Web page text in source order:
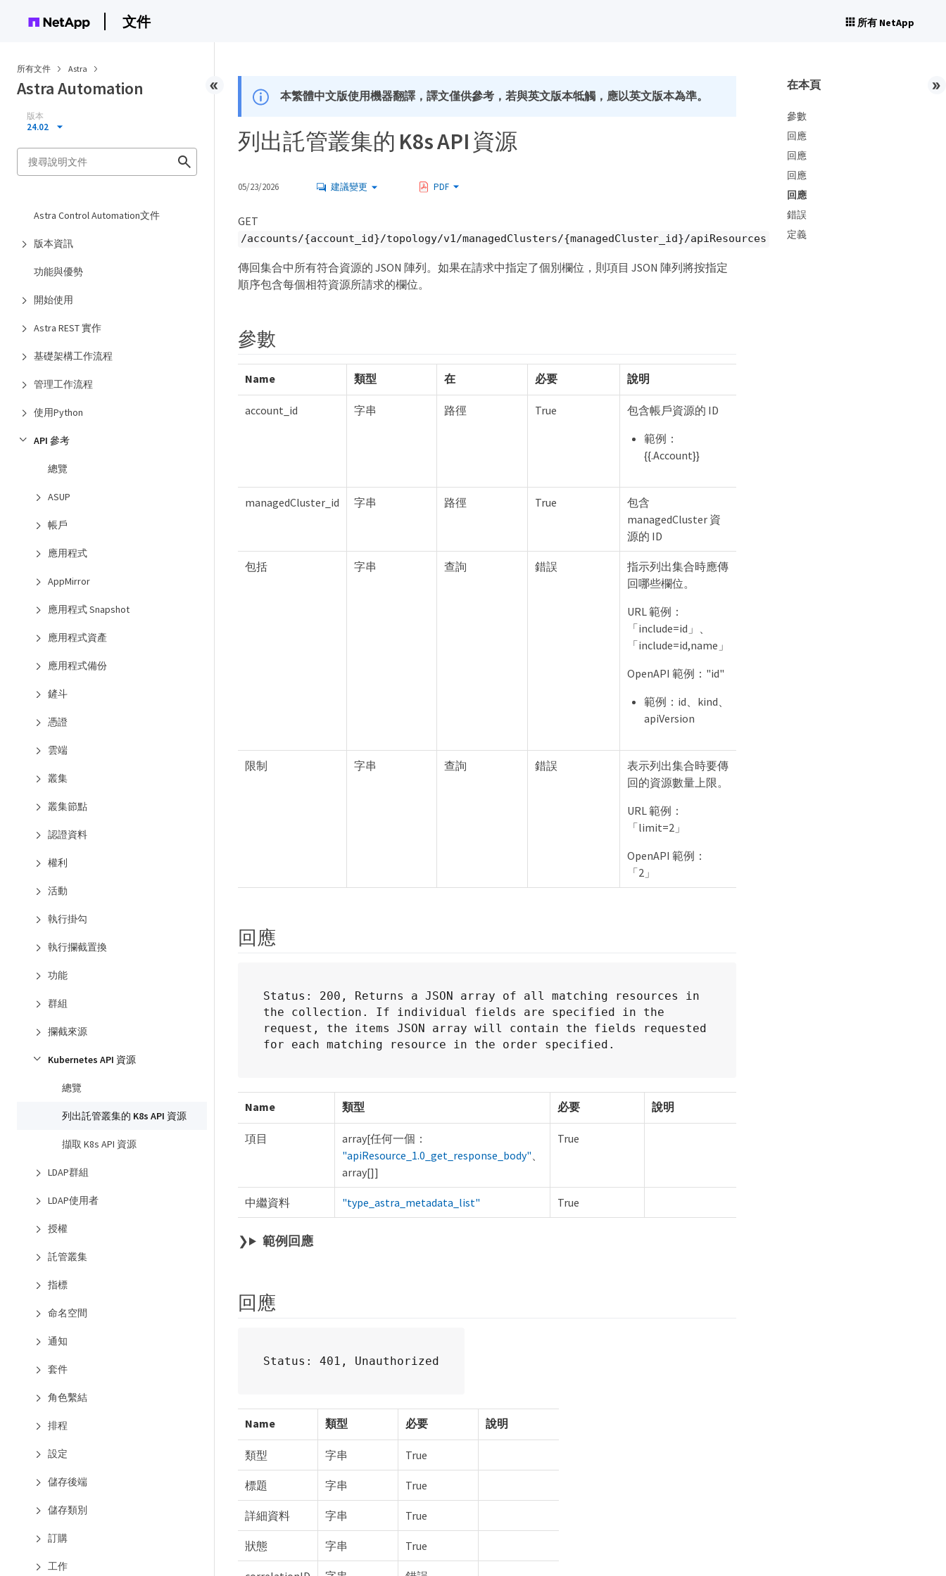
文件 所有 NetApp
所有文件 Astra
Astra Automation
版本
24.02
Astra Control Automation文件
版本資訊
功能與優勢
開始使用
Astra REST 實作
基礎架構工作流程
管理工作流程
使用Python
API 參考
總覽
ASUP
帳戶
應用程式
AppMirror
應用程式 Snapshot
應用程式資產
應用程式備份
鏟斗
憑證
雲端
叢集
叢集節點
認證資料
權利
活動
執行掛勾
執行攔截置換
功能
群組
攔截來源
Kubernetes API 資源
總覽
列出託管叢集的 K8s API 資源
擷取 K8s API 資源
LDAP群組
LDAP使用者
授權
託管叢集
指標
命名空間
通知
套件
角色繫結
排程
設定
儲存後端
儲存類別
訂購
工作
本繁體中文版使用機器翻譯，譯文僅供參考，若與英文版本牴觸，應以英文版本為準。
列出託管叢集的 K8s API 資源
05/23/2026 建議變更 PDF
GET
/accounts/{account_id}/topology/v1/managedClusters/{managedCluster_id}/apiResources
傳回集合中所有符合資源的 JSON 陣列。如果在請求中指定了個別欄位，則項目 JSON 陣列將按指定
順序包含每個相符資源所請求的欄位。
參數
Name 類型 在 必要 說明
account_id 字串 路徑 True
包含帳戶資源的 ID
範例：
{{.Account}}
managedCluster_id 字串 路徑 True
包含
managedCluster 資
源的 ID
包括 字串 查詢 錯誤
指示列出集合時應傳
回哪些欄位。
URL 範例：
「include=id」、
「include=id,name」
OpenAPI 範例："id"
範例：id、kind、
apiVersion
限制 字串 查詢 錯誤
表示列出集合時要傳
回的資源數量上限。
URL 範例：
「limit=2」
OpenAPI 範例：
「2」
回應
Status: 200, Returns a JSON array of all matching resources in
the collection. If individual fields are specified in the
request, the items JSON array will contain the fields requested
for each matching resource in the order specified.
Name 類型 必要 說明
項目
array[任何一個：
"apiResource_1.0_get_response_body"、
array[]]
True
中繼資料 "type_astra_metadata_list" True
範例回應
回應
Status: 401, Unauthorized
Name 類型 必要 說明
類型 字串 True
標題 字串 True
詳細資料 字串 True
狀態 字串 True
在本頁
參數
回應
回應
回應
回應
錯誤
定義